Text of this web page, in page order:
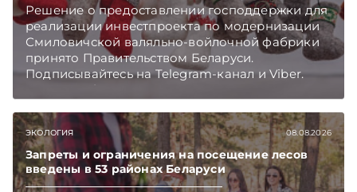
Решение о предоставлении господдержки для
реализации инвестпроекта по модернизации
Смиловичской валяльно-войлочной фабрики
принято Правительством Беларуси.
Подписывайтесь на Telegram‑канал и Viber.
Главное об экономике Беларуси — раньше,
ЭКОЛОГИЯ 08.08.2026
Запреты и ограничения на посещение лесов
введены в 53 районах Беларуси